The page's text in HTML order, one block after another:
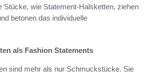
Stücke, wie Statement-Halsketten, ziehen
betonen das individuelle
als Fashion Statements
sind mehr als nur Schmuckstücke. Sie